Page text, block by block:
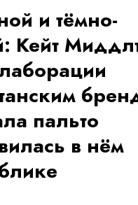
и тёмно-
Кейт
пальто
в нём